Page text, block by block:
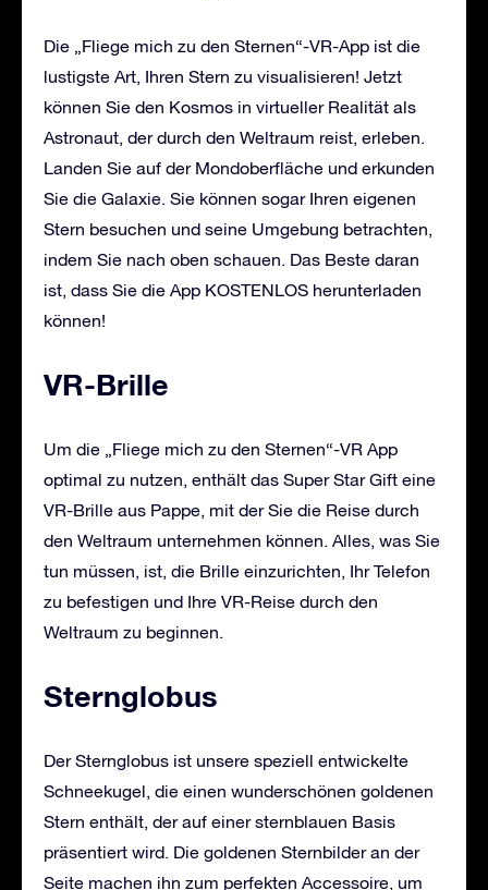
Die „Fliege mich zu den Sternen“-VR-App ist die
lustigste Art, Ihren Stern zu visualisieren! Jetzt
können Sie den Kosmos in virtueller Realität als
Astronaut, der durch den Weltraum reist, erleben.
Landen Sie auf der Mondoberfläche und erkunden
Sie die Galaxie. Sie können sogar Ihren eigenen
Stern besuchen und seine Umgebung betrachten,
indem Sie nach oben schauen. Das Beste daran
ist, dass Sie die App KOSTENLOS herunterladen
können!
VR-Brille
Um die „Fliege mich zu den Sternen“-VR App
optimal zu nutzen, enthält das Super Star Gift eine
VR-Brille aus Pappe, mit der Sie die Reise durch
den Weltraum unternehmen können. Alles, was Sie
tun müssen, ist, die Brille einzurichten, Ihr Telefon
zu befestigen und Ihre VR-Reise durch den
Weltraum zu beginnen.
Sternglobus
Der Sternglobus ist unsere speziell entwickelte
Schneekugel, die einen wunderschönen goldenen
Stern enthält, der auf einer sternblauen Basis
präsentiert wird. Die goldenen Sternbilder an der
Seite machen ihn zum perfekten Accessoire, um